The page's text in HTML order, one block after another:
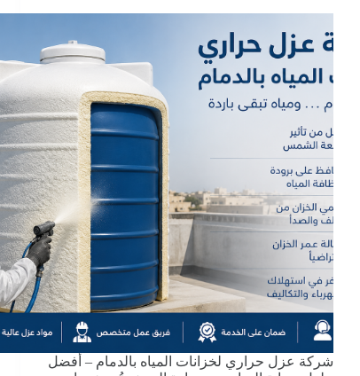
شركة عزل حراري لخزانات المياه بالدمام – أفضل